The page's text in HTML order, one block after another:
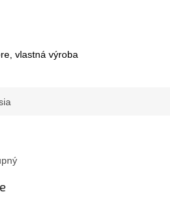
vlastná výroba